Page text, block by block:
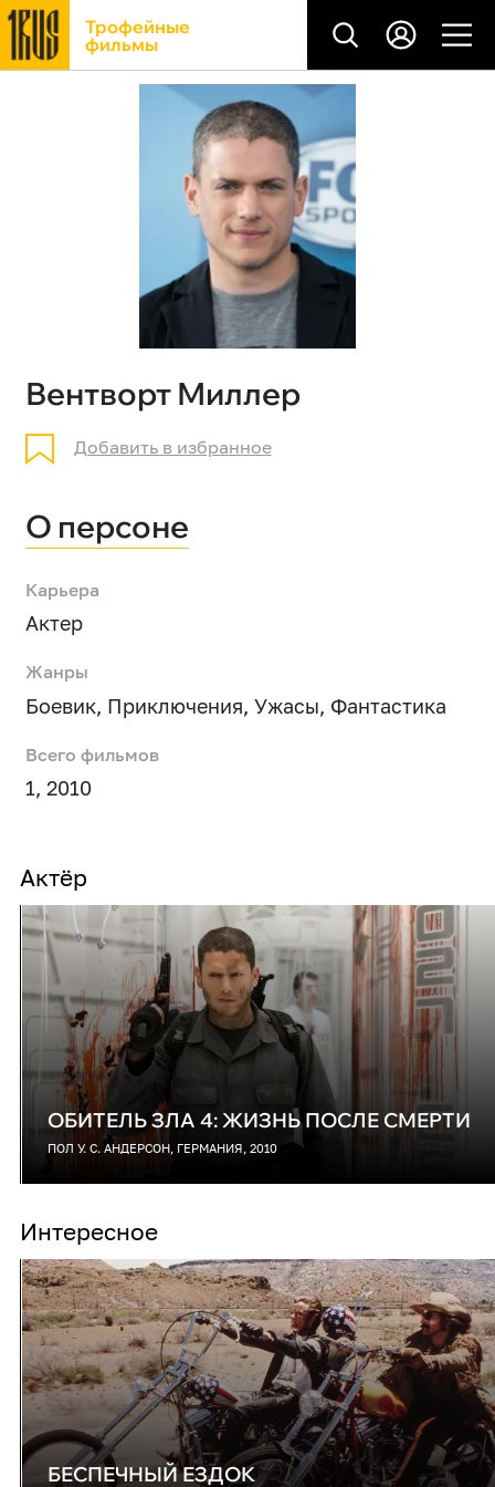
Трофейные
фильмы
Вентворт Миллер
Добавить в избранное
О персоне
Карьера
Актер
Жанры
Боевик, Приключения, Ужасы, Фантастика
Всего фильмов
1, 2010
Актёр
ОБИТЕЛЬ ЗЛА 4: ЖИЗНЬ ПОСЛЕ СМЕРТИ
ПОЛ У. С. АНДЕРСОН, ГЕРМАНИЯ, 2010
Интересное
БЕСПЕЧНЫЙ ЕЗДОК